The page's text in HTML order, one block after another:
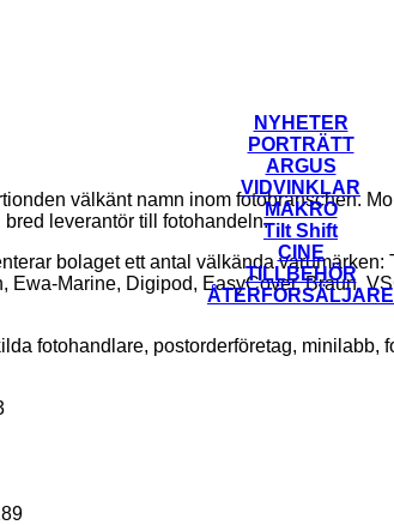
NYHETER
PORTRÄTT
ARGUS
VIDVINKLAR
MAKRO
Tilt Shift
CINE
TILLBEHÖR
ÅTERFÖRSÄLJARE
välkänt namn inom fotobranschen.
leverantör till fotohandeln.
bolaget ett antal välkända
Ewa-Marine, Digipod, EasyCover, Braun,
fotohandlare, postorderföretag, minilabb,